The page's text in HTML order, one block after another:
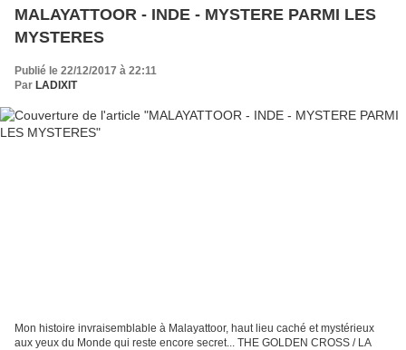
MALAYATTOOR - INDE - MYSTERE PARMI LES
MYSTERES
Publié le 22/12/2017 à 22:11
Par LADIXIT
Mon histoire invraisemblable à Malayattoor, haut lieu caché et mystérieux
aux yeux du Monde qui reste encore secret... THE GOLDEN CROSS / LA